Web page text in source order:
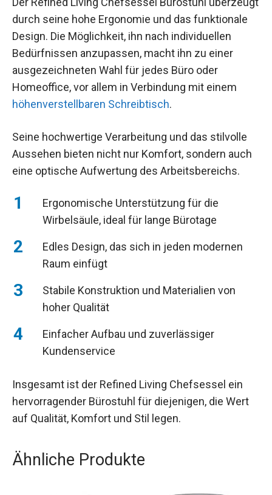
durch seine hohe Ergonomie und das funktionale
Design. Die Möglichkeit, ihn nach individuellen
Bedürfnissen anzupassen, macht ihn zu einer
ausgezeichneten Wahl für jedes Büro oder
Homeoffice, vor allem in Verbindung mit einem
höhenverstellbaren Schreibtisch.
Seine hochwertige Verarbeitung und das stilvolle
Aussehen bieten nicht nur Komfort, sondern auch
eine optische Aufwertung des Arbeitsbereichs.
Ergonomische Unterstützung für die
Wirbelsäule, ideal für lange Bürotage
Edles Design, das sich in jeden modernen
Raum einfügt
Stabile Konstruktion und Materialien von
hoher Qualität
Einfacher Aufbau und zuverlässiger
Kundenservice
Insgesamt ist der Refined Living Chefsessel ein
hervorragender Bürostuhl für diejenigen, die Wert
auf Qualität, Komfort und Stil legen.
Ähnliche Produkte